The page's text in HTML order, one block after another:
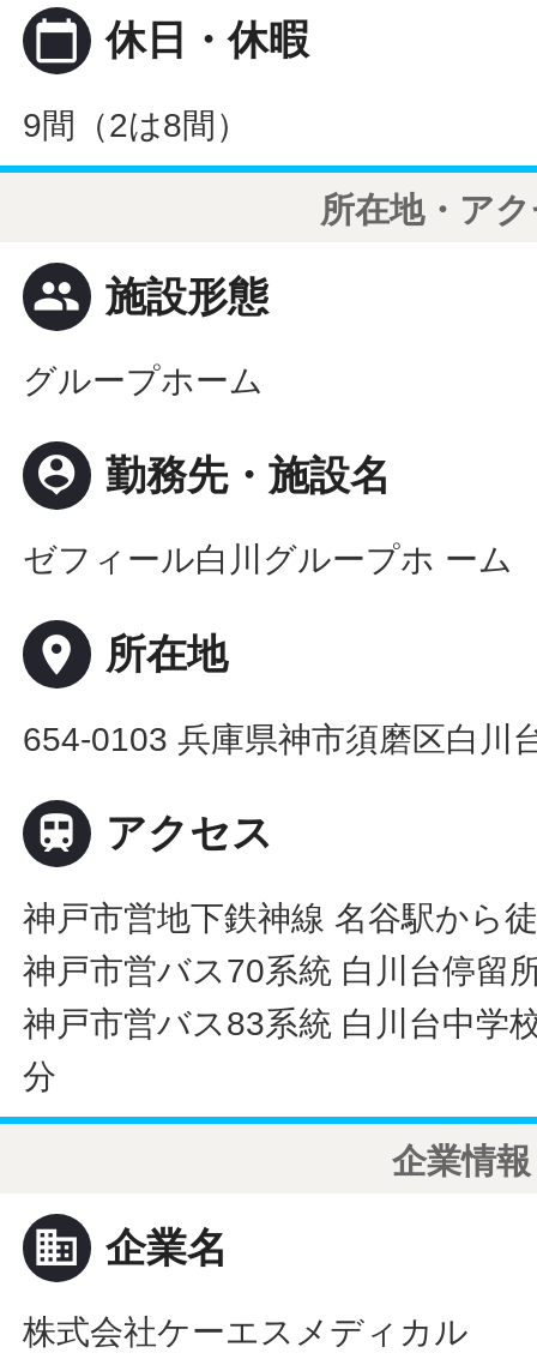
calendar_today 休日・休暇
9間（2は8間）
所在地・ア
people 施設形態
グループホーム
person_pin 勤務先・施設名
ゼフィール白川グループホ ーム
place 所在地
654-0103 兵庫県神市須磨区白川
 アクセス
神戸市営地下鉄神線 名谷駅から
神戸市営バス70系統 白川台停留
神戸市営バス83系統 白川台中学
分
企業情報
business 企業名
株式会社ケーエスメディカル